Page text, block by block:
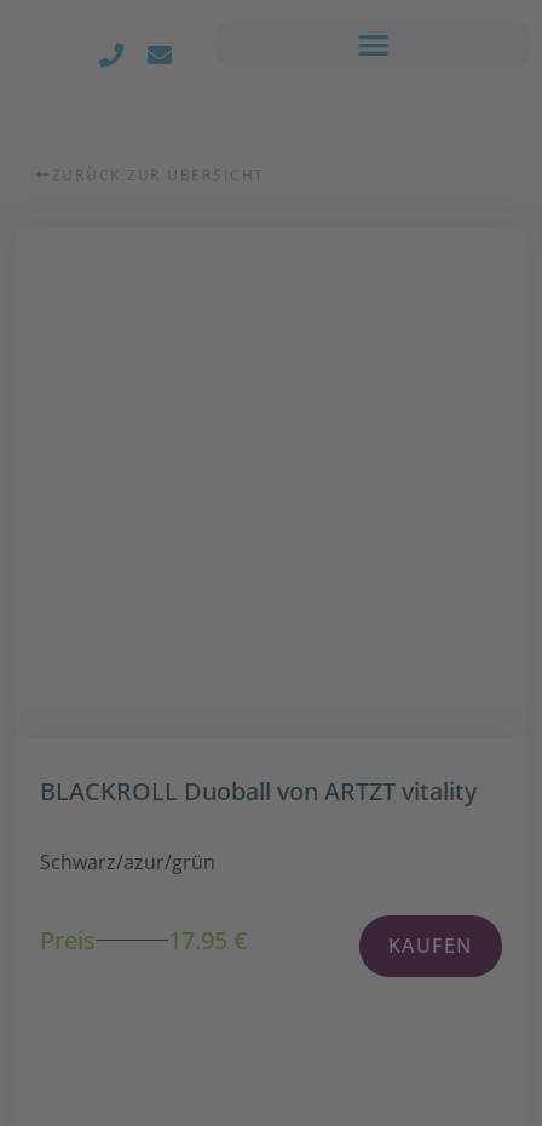
ZURÜCK ZUR ÜBERSICHT
BLACKROLL Duoball von ARTZT vitality
Schwarz/azur/grün
Preis 17.95 € KAUFEN